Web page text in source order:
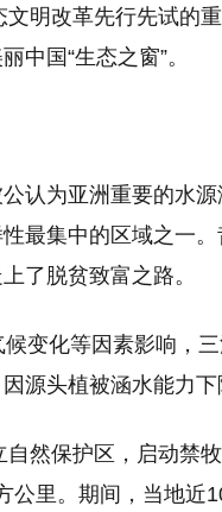
明改革先行先试的
中国“生态之窗”。
认为亚洲重要的水
最集中的区域之一
了脱贫致富之路。
变化等因素影响，
源头植被涵水能力下
然保护区，启动禁
公里。期间，当地近